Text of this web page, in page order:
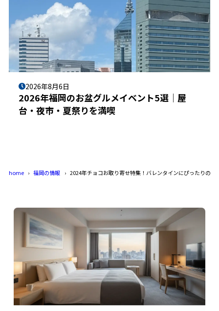
2026年8月6日
2026年福岡のお盆グルメイベント5選｜屋
台・夜市・夏祭りを満喫
home 福岡の情報 2024年チョコお取り寄せ特集！バレンタインにぴったりの特